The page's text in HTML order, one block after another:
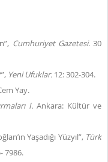
Cumhuriyet Gazetesi. 30
Yeni Ufuklar. 12: 302-304.
Yay.
I. Ankara: Kültür ve
Yaşadığı Yüzyıl”, Türk
7986.